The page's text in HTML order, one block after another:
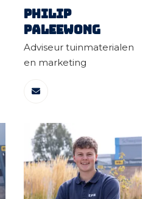
Philip
Paleewong
Adviseur tuinmaterialen
en marketing